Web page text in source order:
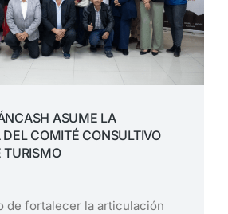
ASUME LA
DEL COMITÉ CONSULTIVO
TURISMO
de fortalecer la articulación